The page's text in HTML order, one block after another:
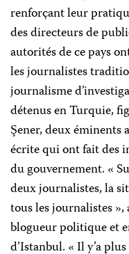
renforçant leur
des directeurs de
autorités de ce pays
les journalistes
journalisme
détenus en Turquie,
Şener, deux éminents
écrite qui ont fait des
du gouvernement. «
deux journalistes, la
tous les journalistes »,
blogueur politique et
d’Istanbul. « Il y’a